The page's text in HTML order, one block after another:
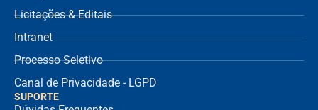
Licitações & Editais
Intranet
Processo Seletivo
Canal de Privacidade - LGPD
SUPORTE